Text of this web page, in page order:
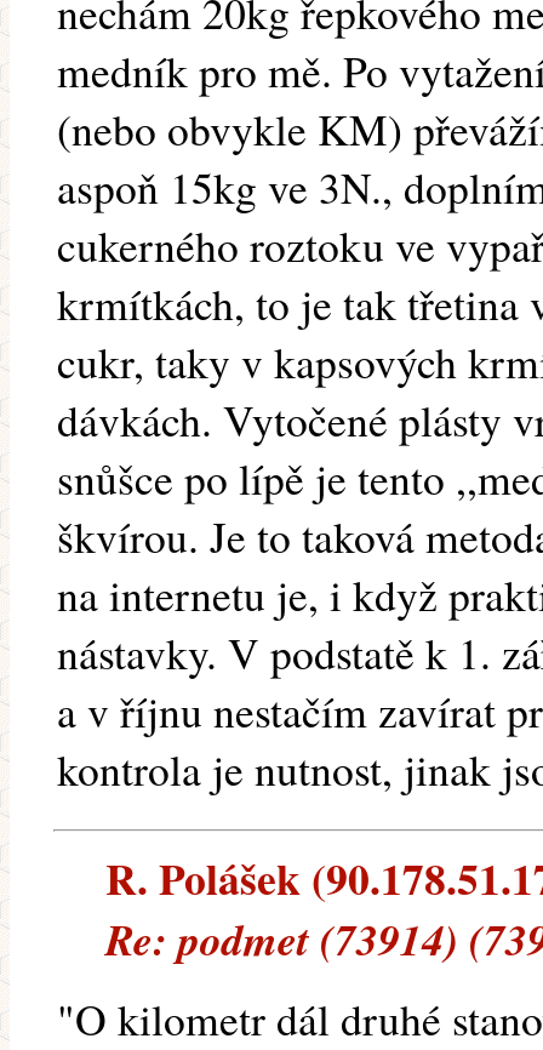
nechám 20kg řepkového
medník pro mě. Po
(nebo obvykle KM)
aspoň 15kg ve 3N.,
cukerného roztoku ve
krmítkách, to je tak třetina
cukr, taky v kapsových
dávkách. Vytočené plásty
snůšce po lípě je tento
škvírou. Je to taková
na internetu je, i když
nástavky. V podstatě k 1.
a v říjnu nestačím zavírat
kontrola je nutnost, jinak
R. Polášek
Re: podmet (73914)
"O kilometr dál druhé